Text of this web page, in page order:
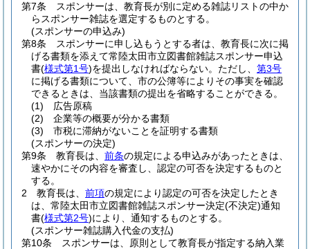
第7条
スポンサーは、教育長が別に定める雑誌リストの中か
らスポンサー雑誌を選定するものとする。
(スポンサーの申込み)
第8条
スポンサーに申し込もうとする者は、教育長に次に掲
げる書類を添えて常陸太田市立図書館雑誌スポンサー申込
書(様式第1号)を提出しなければならない。 ただし、 第3号
に掲げる書類について、市の公簿等によりその事実を確認
できるときは、当該書類の提出を省略することができる。
(1)
広告原稿
(2)
企業等の概要が分かる書類
(3)
市税に滞納がないことを証明する書類
(スポンサーの決定)
第9条
教育長は、 前条の規定による申込みがあったときは、
速やかにその内容を審査し、認定の可否を決定するものと
する。
2
教育長は、 前項の規定により認定の可否を決定したとき
は、常陸太田市立図書館雑誌スポンサー決定(不決定)通知
書(様式第2号)により、通知するものとする。
(スポンサー雑誌購入代金の支払)
第10条
スポンサーは、原則として教育長が指定する納入業